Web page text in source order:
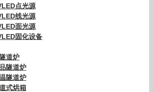
点光源
线光源
面光源
固化设备
道炉
隧道炉
隧道炉
式烘箱